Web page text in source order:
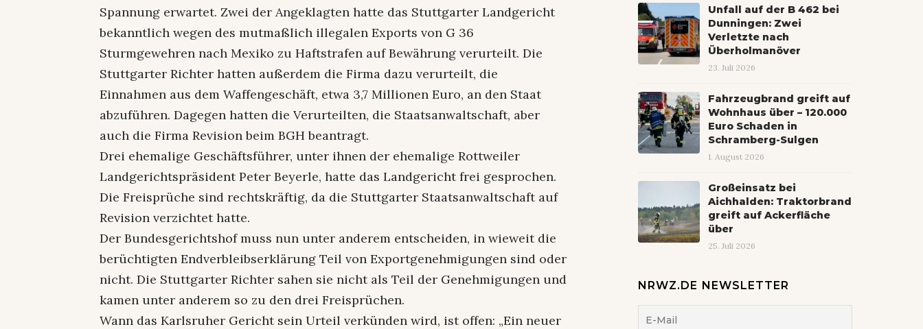
Spannung erwartet. Zwei der Angeklagten hatte das Stuttgarter Landgericht
bekanntlich wegen des mutmaßlich illegalen Exports von G 36
Sturmgewehren nach Mexiko zu Haftstrafen auf Bewährung verurteilt. Die
Stuttgarter Richter hatten außerdem die Firma dazu verurteilt, die
Einnahmen aus dem Waffengeschäft, etwa 3,7 Millionen Euro, an den Staat
abzuführen. Dagegen hatten die Verurteilten, die Staatsanwaltschaft, aber
auch die Firma Revision beim BGH beantragt.
Drei ehemalige Geschäftsführer, unter ihnen der ehemalige Rottweiler
Landgerichtspräsident Peter Beyerle, hatte das Landgericht frei gesprochen.
Die Freisprüche sind rechtskräftig, da die Stuttgarter Staatsanwaltschaft auf
Revision verzichtet hatte.
Der Bundesgerichtshof muss nun unter anderem entscheiden, in wieweit die
berüchtigten Endverbleibserklärung Teil von Exportgenehmigungen sind oder
nicht. Die Stuttgarter Richter sahen sie nicht als Teil der Genehmigungen und
kamen unter anderem so zu den drei Freisprüchen.
Wann das Karlsruher Gericht sein Urteil verkünden wird, ist offen: „Ein neuer
Unfall auf der B 462 bei
Dunningen: Zwei
Verletzte nach
Überholmanöver
23. Juli 2026
Fahrzeugbrand greift auf
Wohnhaus über – 120.000
Euro Schaden in
Schramberg-Sulgen
1. August 2026
Großeinsatz bei
Aichhalden: Traktorbrand
greift auf Ackerfläche
über
25. Juli 2026
NRWZ.DE NEWSLETTER